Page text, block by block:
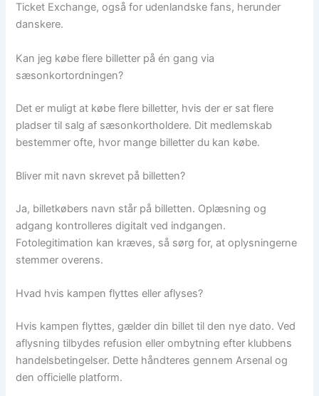
Ticket Exchange, også for udenlandske fans, herunder
danskere.
Kan jeg købe flere billetter på én gang via
sæsonkortordningen?
Det er muligt at købe flere billetter, hvis der er sat flere
pladser til salg af sæsonkortholdere. Dit medlemskab
bestemmer ofte, hvor mange billetter du kan købe.
Bliver mit navn skrevet på billetten?
Ja, billetkøbers navn står på billetten. Oplæsning og
adgang kontrolleres digitalt ved indgangen.
Fotolegitimation kan kræves, så sørg for, at oplysningerne
stemmer overens.
Hvad hvis kampen flyttes eller aflyses?
Hvis kampen flyttes, gælder din billet til den nye dato. Ved
aflysning tilbydes refusion eller ombytning efter klubbens
handelsbetingelser. Dette håndteres gennem Arsenal og
den officielle platform.